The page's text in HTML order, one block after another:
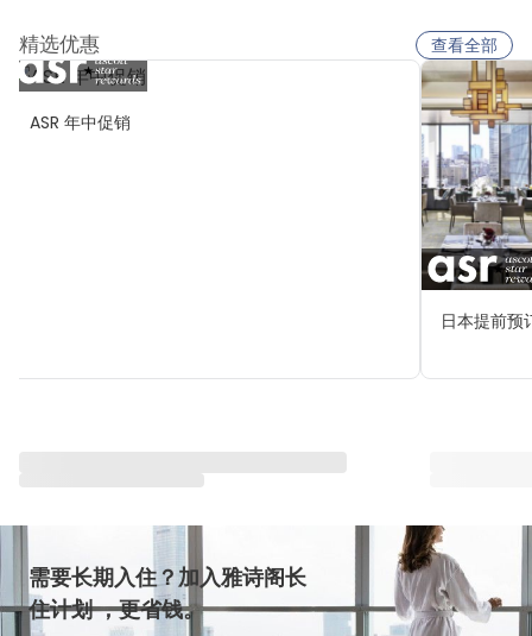
精选优惠 查看全部
ASR 年中促销
日本提前预
需要长期入住？加入雅诗阁长
住计划 ，更省钱。